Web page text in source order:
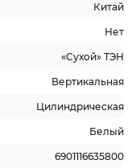
Китай
Нет
«Cухой» ТЭН
Вертикальная
Цилиндрическая
Белый
6901116635800